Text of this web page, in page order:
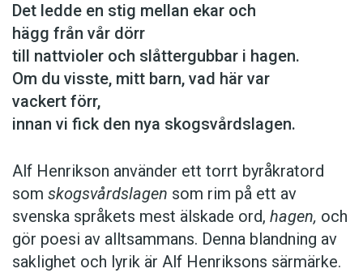
Det ledde en stig mellan ekar och
hägg från vår dörr
till nattvioler och slåttergubbar i hagen.
Om du visste, mitt barn, vad här var
vackert förr,
innan vi fick den nya skogsvårdslagen.
Alf Henrikson använder ett torrt byråkratord
som skogsvårdslagen som rim på ett av
svenska språkets mest älskade ord, hagen, och
gör poesi av alltsammans. Denna blandning av
saklighet och lyrik är Alf Henriksons särmärke.